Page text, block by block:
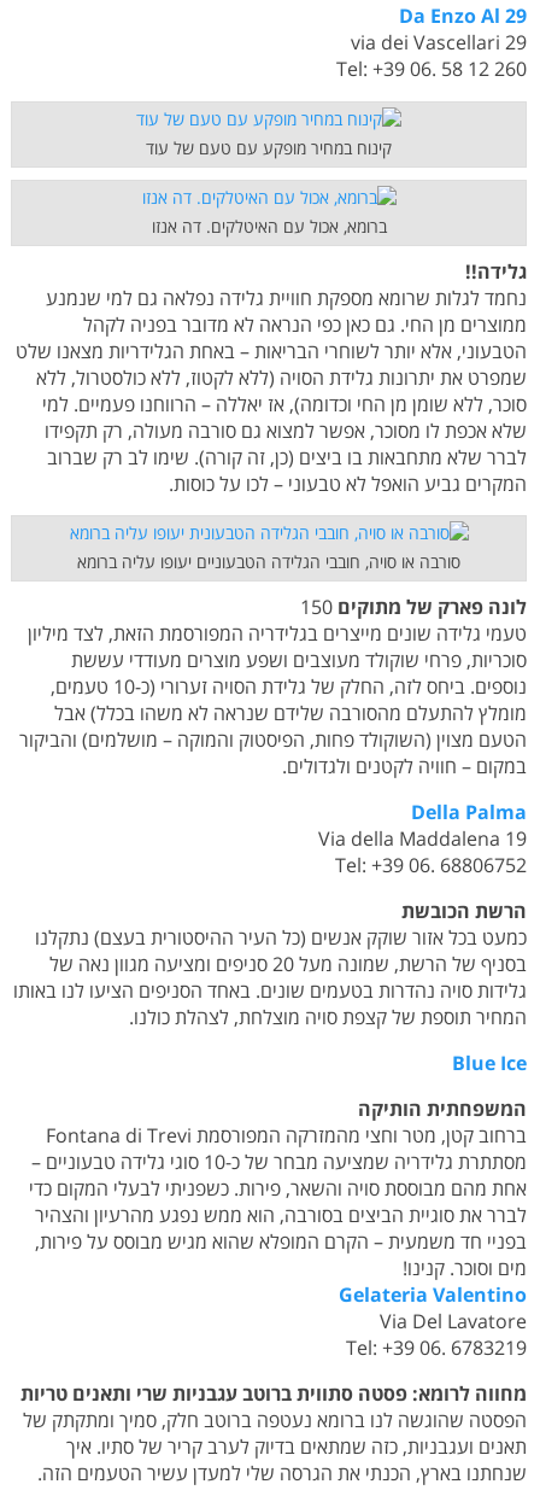
Da Enzo Al 29
via dei Vascellari 29
Tel: +39 06. 58 12 260
קינוח במחיר מופקע עם טעם של עוד
ברומא, אכול עם האיטלקים. דה אנזו
גלידה!!
נחמד לגלות שרומא מספקת חוויית גלידה נפלאה גם למי שנמנע
ממוצרים מן החי. גם כאן כפי הנראה לא מדובר בפניה לקהל
הטבעוני, אלא יותר לשוחרי הבריאות – באחת הגלידריות מצאנו שלט
שמפרט את יתרונות גלידת הסויה (ללא לקטוז, ללא כולסטרול, ללא
סוכר, ללא שומן מן החי וכדומה), אז יאללה – הרווחנו פעמיים. למי
שלא אכפת לו מסוכר, אפשר למצוא גם סורבה מעולה, רק תקפידו
לברר שלא מתחבאות בו ביצים (כן, זה קורה). שימו לב רק שברוב
המקרים גביע הואפל לא טבעוני – לכו על כוסות.
סורבה או סויה, חובבי הגלידה הטבעוניים יעופו עליה ברומא
לונה פארק של מתוקים 150
טעמי גלידה שונים מייצרים בגלידריה המפורסמת הזאת, לצד מיליון
סוכריות, פרחי שוקולד מעוצבים ושפע מוצרים מעודדי עששת
נוספים. ביחס לזה, החלק של גלידת הסויה זערורי (כ-10 טעמים,
מומלץ להתעלם מהסורבה שלידם שנראה לא משהו בכלל)אבל
הטעם מצוין (השוקולד פחות, הפיסטוק והמוקה – מושלמים) והביקור
במקום – חוויה לקטנים ולגדולים.
Della Palma
Via della Maddalena 19
Tel: +39 06. 68806752
הרשת הכובשת
כמעט בכל אזור שוקק אנשים (כל העיר ההיסטורית בעצם) נתקלנו
בסניף של הרשת, שמונה מעל 20 סניפים ומציעה מגוון נאה של
גלידות סויה נהדרות בטעמים שונים. באחד הסניפים הציעו לנו באותו
המחיר תוספת של קצפת סויה מוצלחת, לצהלת כולנו.
Blue Ice
המשפחתית הותיקה
ברחוב קטן, מטר וחצי מהמזרקה המפורסמת Fontana di Trevi
מסתתרת גלידריה שמציעה מבחר של כ-10 סוגי גלידה טבעוניים –
אחת מהם מבוססת סויה והשאר, פירות. כשפניתי לבעלי המקום כדי
לברר את סוגיית הביצים בסורבה, הוא ממש נפגע מהרעיון והצהיר
בפניי חד משמעית – הקרם המופלא שהוא מגיש מבוסס על פירות,
מים וסוכר. קנינו!
Gelateria Valentino
Via Del Lavatore
Tel: +39 06. 6783219
מחווה לרומא: פסטה סתווית ברוטב עגבניות שרי ותאנים טריות
הפסטה שהוגשה לנו ברומא נעטפה ברוטב חלק, סמיך ומתקתק של
תאנים ועגבניות, כזה שמתאים בדיוק לערב קריר של סתיו. איך
שנחתנו בארץ, הכנתי את הגרסה שלי למעדן עשיר הטעמים הזה.